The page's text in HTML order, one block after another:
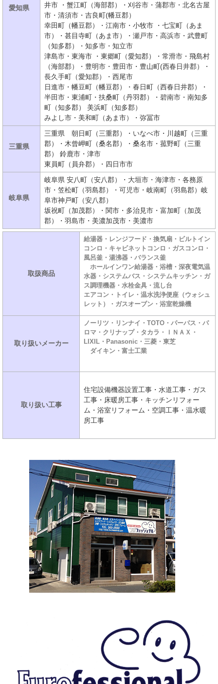
愛知県
井市 ・蟹江町（海部郡）・刈谷市・蒲郡市・北名古屋
市・清須市・吉良町(幡豆郡）
幸田町（幡豆郡）・江南市・小牧市 ・七宝町（あま
市）・甚目寺町（あま市）・瀬戸市・高浜市・武豊町
（知多郡）・知多市・知立市
津島市・東海市 ・東郷町（愛知郡）・常滑市・飛島村
（海部郡）・豊明市・豊田市・豊山町(西春日井郡）・
長久手町（愛知郡）・西尾市
日進市・幡豆町（幡豆郡）・春日町（西春日井郡）・
半田市・東浦町・扶桑町（丹羽郡）・碧南市・南知多
町（知多郡） 美浜町（知多郡）
みよし市・美和町（あま市）・弥冨市
三重県
三重県 朝日町（三重郡）・いなべ市・川越町（三重
郡）・木曾岬町（桑名郡）・桑名市・菰野町（三重
郡） 鈴鹿市・津市
東員町（員弁郡）・四日市市
岐阜県
岐阜県 安八町（安八郡）・大垣市・海津市・各務原
市・笠松町（羽島郡）・可児市・岐南町（羽島郡）岐
阜市神戸町（安八郡）
坂祝町（加茂郡）・関市・多治見市・富加町（加茂
郡）・羽島市・美濃加茂市・美濃市
取扱商品
給湯器・レンジフード・換気扇・ビルトイン
コンロ・キャビネットコンロ・ガスコンロ・
風呂釜・湯沸器・バランス釜
ホールインワン給湯器・浴槽・深夜電気温
水器・システムバス・システムキッチン・ガ
ス調理機器・水栓金具・流し台
エアコン・トイレ・温水洗浄便座（ウォシュ
レット）・ガスオーブン・浴室乾燥機
取り扱いメーカー
ノーリツ・リンナイ・TOTO・パーパス・パ
ロマ・クリナップ・タカラ・ＩＮＡＸ・
LIXIL・Panasonic・三菱・東芝
ダイキン・富士工業
取り扱い工事
住宅設備機器設置工事・水道工事・ガス
工事・床暖房工事・キッチンリフォー
ム・浴室リフォーム・空調工事・温水暖
房工事